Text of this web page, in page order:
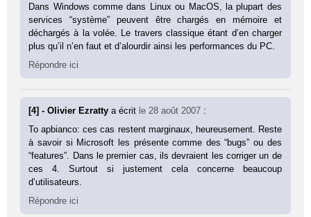
Dans Windows comme dans Linux ou MacOS, la plupart des
services “système” peuvent être chargés en mémoire et
déchargés à la volée. Le travers classique étant d’en charger
plus qu’il n’en faut et d’alourdir ainsi les performances du PC.
Répondre ici
[4] - Olivier Ezrattya écrit le 28 août 2007 :
To apbianco: ces cas restent marginaux, heureusement. Reste
à savoir si Microsoft les présente comme des “bugs” ou des
“features”. Dans le premier cas, ils devraient les corriger un de
ces 4. Surtout si justement cela concerne beaucoup
d’utilisateurs.
Répondre ici